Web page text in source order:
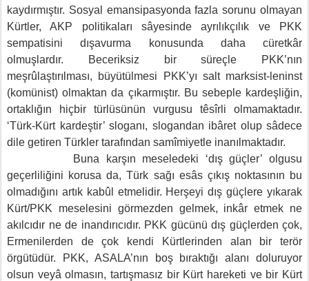
kaydırmıştır. Sosyal emansipasyonda fazla sorunu olmayan
Kürtler, AKP politikaları sâyesinde ayrılıkçılık ve PKK
sempatisini dışavurma konusunda daha cüretkâr
olmuşlardır. Beceriksiz bir süreçle PKK’nın
meşrûlaştırılması, büyütülmesi PKK’yı salt marksist-leninst
(komünist) olmaktan da çıkarmıştır. Bu sebeple kardeşliğin,
ortaklığın hiçbir türlüsünün vurgusu têsîrli olmamaktadır.
‘Türk-Kürt kardeştir’ sloganı, slogandan ibâret olup sâdece
dile getiren Türkler tarafından samîmiyetle inanılmaktadır.
Buna karşın meseledeki ‘dış güçler’ olgusu
geçerliliğini korusa da, Türk sağı esâs çıkış noktasının bu
olmadığını artık kabûl etmelidir. Herşeyi dış güçlere yıkarak
Kürt/PKK meselesini görmezden gelmek, inkâr etmek ne
akılcıdır ne de inandırıcıdır. PKK gücünü dış güçlerden çok,
Ermenilerden de çok kendi Kürtlerinden alan bir terör
örgütüdür. PKK, ASALA’nın boş bıraktığı alanı doluruyor
olsun veyâ olmasın, tartışmasız bir Kürt hareketi ve bir Kürt